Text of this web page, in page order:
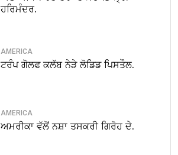
ਹਰਿਮੰਦਰ.
AMERICA
ਟਰੰਪ ਗੋਲਫ ਕਲੱਬ ਨੇੜੇ ਲੋਡਿਡ ਪਿਸਤੌਲ.
AMERICA
ਅਮਰੀਕਾ ਵੱਲੋਂ ਨਸ਼ਾ ਤਸਕਰੀ ਗਿਰੋਹ ਦੇ.